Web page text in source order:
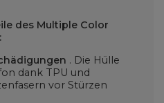
des Multiple Color
. Die Hülle
dank TPU und
vor Stürzen